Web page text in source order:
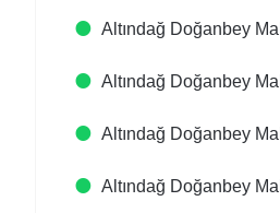
Altındağ Doğanbey
Altındağ Doğanbey
Altındağ Doğanbey
Altındağ Doğanbey